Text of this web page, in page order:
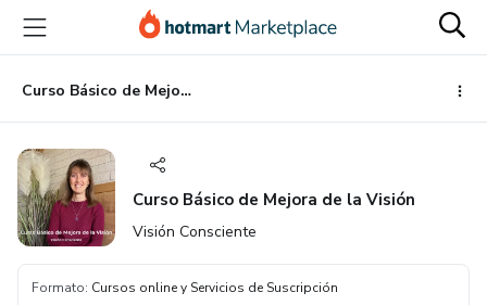
principal
página
de
página
Curso Básico de Mejora de la Visión
Curso Básico de Mejora de la Visión
Visión Consciente
Formato: Cursos online y Servicios de Suscripción